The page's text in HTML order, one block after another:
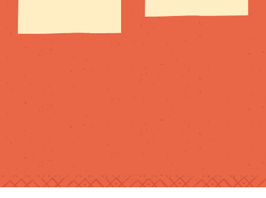
chacun trouve
recommande !